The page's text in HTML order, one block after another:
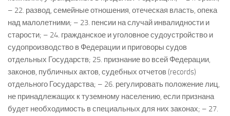
– 22. развод, семейные отношения, отеческая власть, опека
над малолетними; – 23. пенсии на случай инвалидности и
старости; – 24. гражданское и уголовное судоустройство и
судопроизводство в Федерации и приговоры судов
отдельных Государств; 25. признание во всей Федерации,
законов, публичных актов, судебных отчетов (records)
отдельного Государства; – 26. регулировать положение лиц,
не принадлежащих к туземному населению, если признана
будет необходимость в специальных для них законах; – 27.